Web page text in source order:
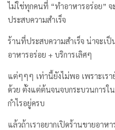
ไม่ใช่ทุกคนที่ “ทำอาหารอร่อย” จ
ประสบความสำเร็จ
ร้านที่ประสบความสำเร็จ น่าจะเ
อาหารอร่อย + บริการเลิศๆ
แต่ๆๆๆ เท่านี้ยังไม่พอ เพราะเรา
ด้วย ตั้งแต่ต้นจนจบกระบวนการใ
กำไรอยู่ครบ
แล้วถ้าเราอยากเปิดร้านขายอาหา